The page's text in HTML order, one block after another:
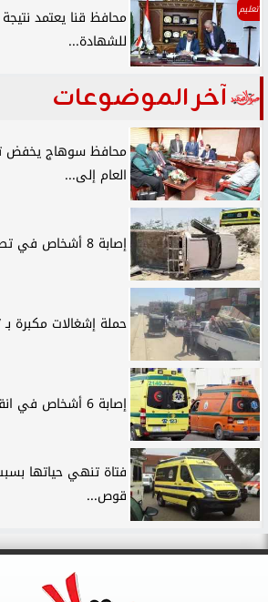
تعليم
محافظ قنا يعتمد نتيجة
للشهادة...
آخر الموضوعات
محافظ سوهاج يخفض
العام إلى...
إصابة 8 أشخاص في تصادم سيارة ربع...
حملة إشغالات مكبرة
إصابة 6 أشخاص في انقلاب سيارة نصف نقل...
فتاة تنهي حياتها
قوص...